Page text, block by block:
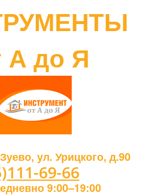
А до Я
ул. Урицкого, д.90
69-66
9:00–19:00